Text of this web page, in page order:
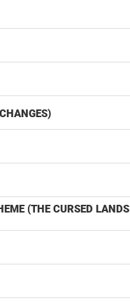
(THE CURSED LANDS